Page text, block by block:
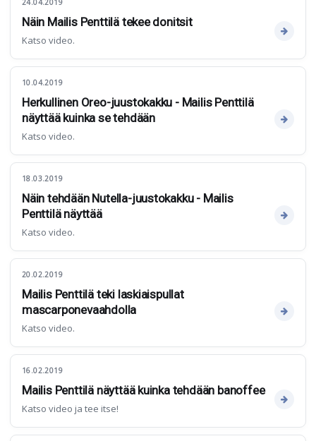
24.04.2019
Näin Mailis Penttilä tekee donitsit
Katso video.
10.04.2019
Herkullinen Oreo-juustokakku - Mailis Penttilä
näyttää kuinka se tehdään
Katso video.
18.03.2019
Näin tehdään Nutella-juustokakku - Mailis
Penttilä näyttää
Katso video.
20.02.2019
Mailis Penttilä teki laskiaispullat
mascarponevaahdolla
Katso video.
16.02.2019
Mailis Penttilä näyttää kuinka tehdään banoffee
Katso video ja tee itse!